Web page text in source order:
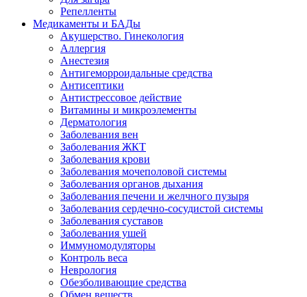
Репелленты
Медикаменты и БАДы
Акушерство. Гинекология
Аллергия
Анестезия
Антигеморроидальные средства
Антисептики
Антистрессовое действие
Витамины и микроэлементы
Дерматология
Заболевания вен
Заболевания ЖКТ
Заболевания крови
Заболевания мочеполовой системы
Заболевания органов дыхания
Заболевания печени и желчного пузыря
Заболевания сердечно-сосудистой системы
Заболевания суставов
Заболевания ушей
Иммуномодуляторы
Контроль веса
Неврология
Обезболивающие средства
Обмен веществ